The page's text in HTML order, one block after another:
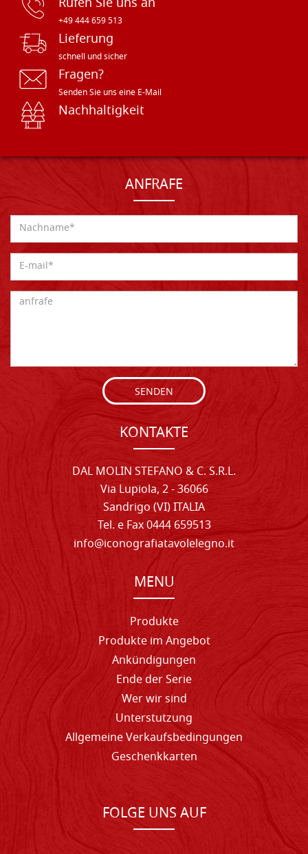
+49 444 659 513
Lieferung
schnell und sicher
Fragen?
Senden Sie uns eine E-Mail
Nachhaltigkeit
ANFRAFE
SENDEN
KONTAKTE
DAL MOLIN STEFANO & C. S.R.L.
Via Lupiola, 2 - 36066
Sandrigo (VI) ITALIA
Tel. e Fax 0444 659513
info@iconografiatavolelegno.it
MENU
Produkte
Produkte im Angebot
Ankündigungen
Ende der Serie
Wer wir sind
Unterstutzung
Allgemeine Verkaufsbedingungen
Geschenkkarten
FOLGE UNS AUF